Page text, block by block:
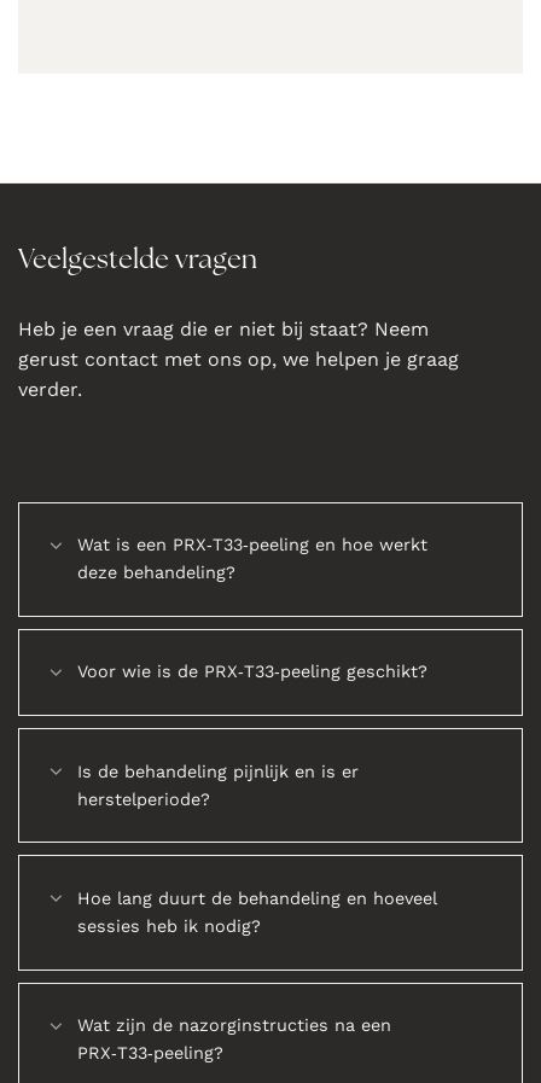
Veelgestelde vragen
Heb je een vraag die er niet bij staat? Neem
gerust contact met ons op, we helpen je graag
verder.
Wat is een PRX‑T33‑peeling en hoe werkt
deze behandeling?
Voor wie is de PRX‑T33‑peeling geschikt?
Is de behandeling pijnlijk en is er
herstelperiode?
Hoe lang duurt de behandeling en hoeveel
sessies heb ik nodig?
Wat zijn de nazorginstructies na een
PRX‑T33‑peeling?